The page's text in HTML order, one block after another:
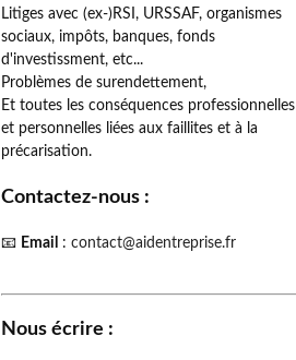
Litiges avec (ex-)RSI, URSSAF, organismes
sociaux, impôts, banques, fonds
d'investissment, etc...
Problèmes de surendettement,
Et toutes les conséquences professionnelles
et personnelles liées aux faillites et à la
précarisation.
Contactez-nous :
📧 Email : contact@aidentreprise.fr
Nous écrire :